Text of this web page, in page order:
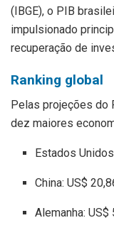
(IBGE), o PIB
impulsionado
recuperação de
Ranking global
Pelas projeções do
dez maiores
Estados
China: US$
Alemanha: